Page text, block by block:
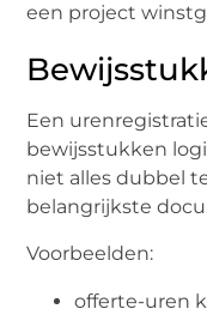
een project
Een
bewijsstukken
niet alles dubbel
belangrijkste
Voorbeelden:
offerte-uren